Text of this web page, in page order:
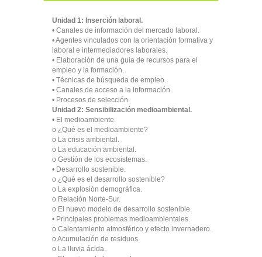
Unidad 1: Inserción laboral.
• Canales de información del mercado laboral.
• Agentes vinculados con la orientación formativa y
laboral e intermediadores laborales.
• Elaboración de una guía de recursos para el
empleo y la formación.
• Técnicas de búsqueda de empleo.
• Canales de acceso a la información.
• Procesos de selección.
Unidad 2: Sensibilización medioambiental.
• El medioambiente.
o ¿Qué es el medioambiente?
o La crisis ambiental.
o La educación ambiental.
o Gestión de los ecosistemas.
• Desarrollo sostenible.
o ¿Qué es el desarrollo sostenible?
o La explosión demográfica.
o Relación Norte-Sur.
o El nuevo modelo de desarrollo sostenible.
• Principales problemas medioambientales.
o Calentamiento atmosférico y efecto invernadero.
o Acumulación de residuos.
o La lluvia ácida.